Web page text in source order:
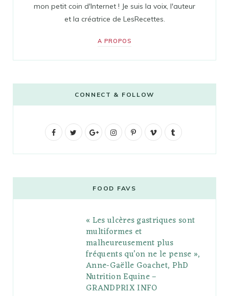
mon petit coin d'Internet ! Je suis la voix, l'auteur
et la créatrice de LesRecettes.
A PROPOS
CONNECT & FOLLOW
F
b
t
G
g
l
e
P
l
s
I
t
a
g
r
a
m
P
e
r
e
s
V
o
l
r
FOOD FAVS
« Les ulcères gastriques sont
multiformes et
malheureusement plus
fréquents qu’on ne le pense »,
Anne-Gaëlle Goachet, PhD
Nutrition Equine –
GRANDPRIX INFO